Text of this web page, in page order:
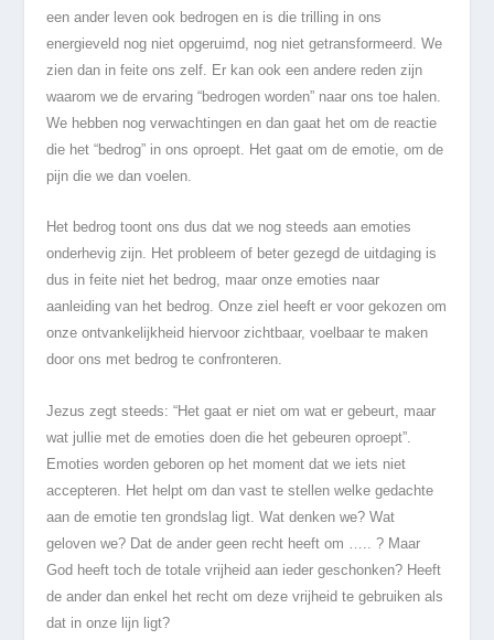
een ander leven ook bedrogen en is die trilling in ons
energieveld nog niet opgeruimd, nog niet getransformeerd. We
zien dan in feite ons zelf. Er kan ook een andere reden zijn
waarom we de ervaring “bedrogen worden” naar ons toe halen.
We hebben nog verwachtingen en dan gaat het om de reactie
die het “bedrog” in ons oproept. Het gaat om de emotie, om de
pijn die we dan voelen.
Het bedrog toont ons dus dat we nog steeds aan emoties
onderhevig zijn. Het probleem of beter gezegd de uitdaging is
dus in feite niet het bedrog, maar onze emoties naar
aanleiding van het bedrog. Onze ziel heeft er voor gekozen om
onze ontvankelijkheid hiervoor zichtbaar, voelbaar te maken
door ons met bedrog te confronteren.
Jezus zegt steeds: “Het gaat er niet om wat er gebeurt, maar
wat jullie met de emoties doen die het gebeuren oproept”.
Emoties worden geboren op het moment dat we iets niet
accepteren. Het helpt om dan vast te stellen welke gedachte
aan de emotie ten grondslag ligt. Wat denken we? Wat
geloven we? Dat de ander geen recht heeft om ….. ? Maar
God heeft toch de totale vrijheid aan ieder geschonken? Heeft
de ander dan enkel het recht om deze vrijheid te gebruiken als
dat in onze lijn ligt?